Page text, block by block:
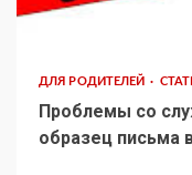
ДЛЯ РОДИТЕЛЕЙ
Проблемы со
образец письма